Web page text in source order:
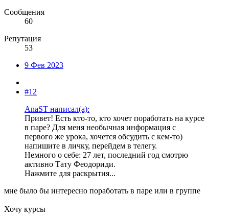
Сообщения
60
Репутация
53
9 Фев 2023
#12
AnaST написал(а):
Привет! Есть кто-то, кто хочет поработать на курсе
в паре? Для меня необычная информация с
первого же урока, хочется обсудить с кем-то)
напишите в личку, перейдем в телегу.
Немного о себе: 27 лет, последний год смотрю
активно Тату Феодориди.
Нажмите для раскрытия...
мне было бы интересно поработать в паре или в группе
Хочу курсы